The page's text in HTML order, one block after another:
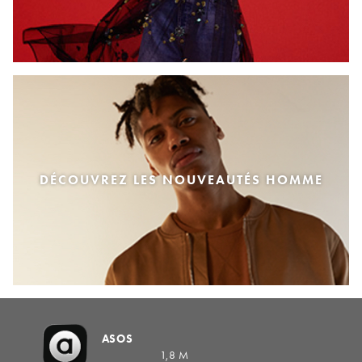
DÉCOUVREZ LES NOUVEAUTÉS HOMME
ASOS
1,8 M